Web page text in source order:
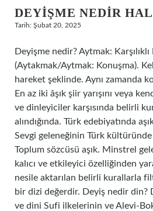
DEYIŞME NEDIR
Tarih: Şubat 20, 2025
Deyişme nedir? Aytmak:
(Aytakmak/Aytmak: Konuşma).
hareket şeklinde. Aynı zamanda
En az iki âşık şiir yarışını veya
ve dinleyiciler karşısında belirli
alındığında. Türk edebiyatında
Sevgi geleneğinin Türk
Toplum sözcüsü aşık. Minstrel
kalıcı ve etkileyici özelliğinden
nesile aktarılan belirli kurallarla
bir dizi değerdir. Deyiş nedir
ve dini Sufi ilkelerinin ve Alevi-